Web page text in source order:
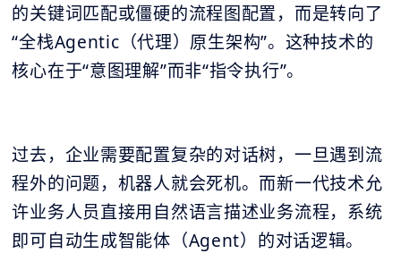
的关键词匹配或僵硬的流程图配置，而是转向了
“全栈Agentic（代理）原生架构”。这种技术的
核心在于“意图理解”而非“指令执行”。
过去，企业需要配置复杂的对话树，一旦遇到流
程外的问题，机器人就会死机。而新一代技术允
许业务人员直接用自然语言描述业务流程，系统
即可自动生成智能体（Agent）的对话逻辑。